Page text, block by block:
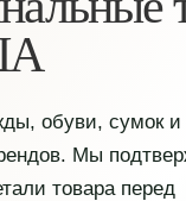
обуви, сумок и
Мы
товара перед